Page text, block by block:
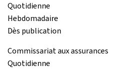
Quotidienne
Hebdomadaire
Dès publication
Commissariat aux assurances
Quotidienne